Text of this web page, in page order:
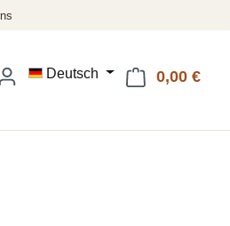
Deutsch 0,00 €